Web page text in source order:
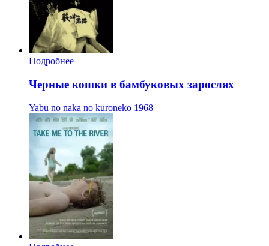
Подробнее
Черные кошки в бамбуковых зарослях
Yabu no naka no kuroneko 1968